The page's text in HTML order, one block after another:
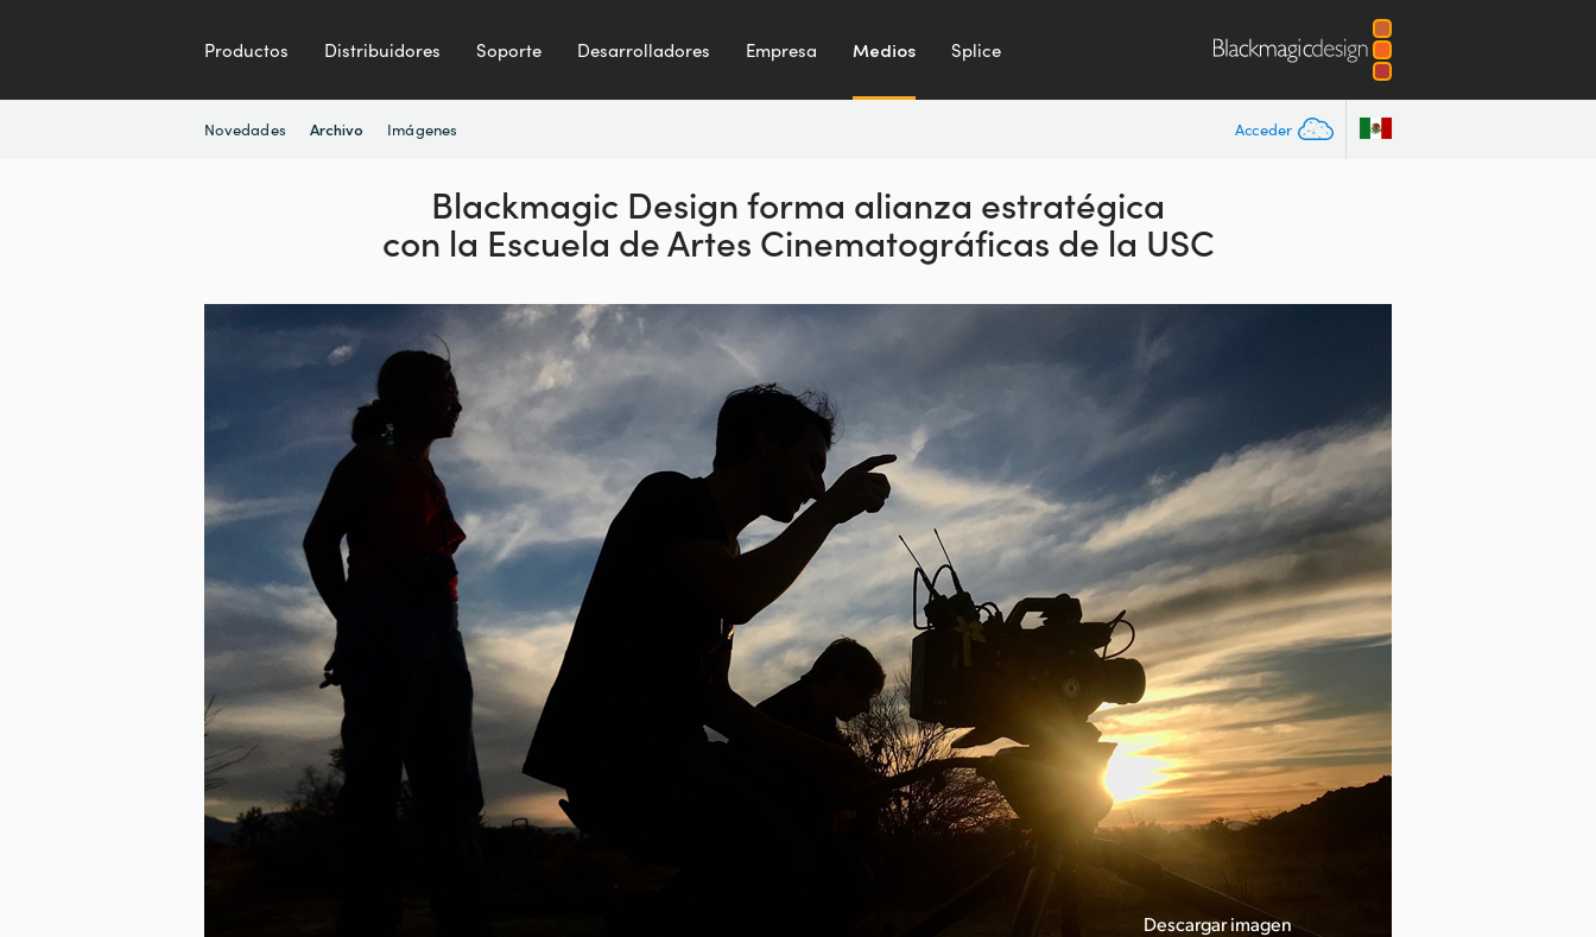
Productos Distribuidores Soporte Desarrolladores Empresa Medios Splice
Acceder
Novedades Archivo Imágenes
Blackmagic Design forma alianza estratégica
con la Escuela de Artes Cinematográficas de la USC
Descargar imagen